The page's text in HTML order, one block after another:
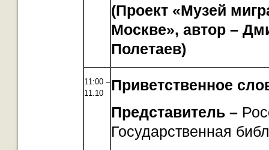
(Проект «Музей
Москве», автор –
Полетаев)
11:00 –
11.10
Приветственное
Представитель –
Государственная